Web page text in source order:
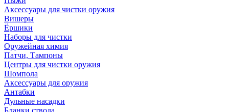
Аксессуары для чистки оружия
Вишеры
Ёршики
Наборы для чистки
Оружейная химия
Патчи, Тампоны
Центры для чистки оружия
Шомпола
Аксессуары для оружия
Антабки
Дульные насадки
Бланки ствола